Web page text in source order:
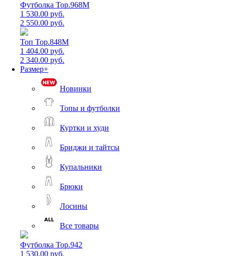
Футболка Top.968M
1 530.00 руб.
2 550.00 руб.
Топ Top.848M
1 404.00 руб.
2 340.00 руб.
Размер+
Новинки
Топы и футболки
Куртки и худи
Бриджи и тайтсы
Купальники
Брюки
Лосины
Все товары
Футболка Top.942
1 530.00 руб.